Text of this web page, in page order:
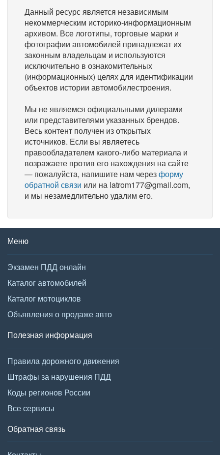
Данный ресурс является независимым
некоммерческим историко-информационным
архивом. Все логотипы, торговые марки и
фотографии автомобилей принадлежат их
законным владельцам и используются
исключительно в ознакомительных
(информационных) целях для идентификации
объектов истории автомобилестроения.
Мы не являемся официальными дилерами
или представителями указанных брендов.
Весь контент получен из открытых
источников. Если вы являетесь
правообладателем какого-либо материала и
возражаете против его нахождения на сайте
— пожалуйста, напишите нам черезформу
обратной связи или на latrom177@gmail.com,
и мы незамедлительно удалим его.
Меню
Экзамен ПДД онлайн
Каталог автомобилей
Каталог мотоциклов
Объявления о продаже авто
Полезная информация
Правила дорожного движения
Штрафы за нарушения ПДД
Коды регионов России
Все сервисы
Обратная связь